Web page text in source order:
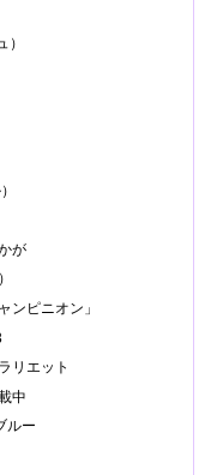
が
ンピニオン」
リエット
中
ルー